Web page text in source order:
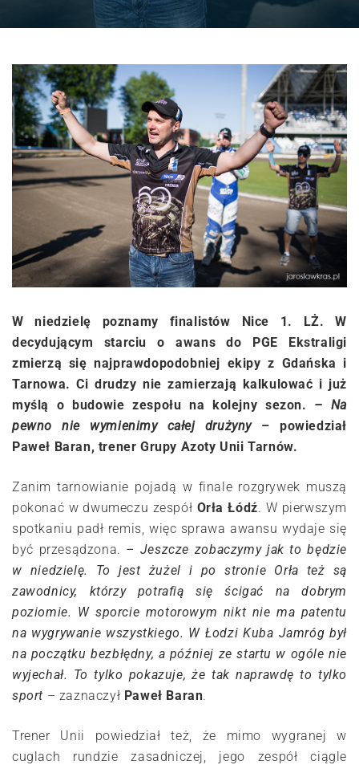
W niedzielę poznamy finalistów Nice 1. LŻ. W
decydującym starciu o awans do PGE Ekstraligi
zmierzą się najprawdopodobniej ekipy z Gdańska i
Tarnowa. Ci drudzy nie zamierzają kalkulować i już
myślą o budowie zespołu na kolejny sezon. – Na
pewno nie wymienimy całej drużyny– powiedział
Paweł Baran, trener Grupy Azoty Unii Tarnów.
Zanim tarnowianie pojadą w finale rozgrywek muszą
pokonać w dwumeczu zespół Orła Łódź. W pierwszym
spotkaniu padł remis, więc sprawa awansu wydaje się
być przesądzona. – Jeszcze zobaczymy jak to będzie
w niedzielę. To jest żużel i po stronie Orła też są
zawodnicy, którzy potrafią się ścigać na dobrym
poziomie. W sporcie motorowym nikt nie ma patentu
na wygrywanie wszystkiego. W Łodzi Kuba Jamróg był
na początku bezbłędny, a później ze startu w ogóle nie
wyjechał. To tylko pokazuje, że tak naprawdę to tylko
sport – zaznaczył Paweł Baran.
Trener Unii powiedział też, że mimo wygranej w
cuglach rundzie zasadniczej, jego zespół ciągle